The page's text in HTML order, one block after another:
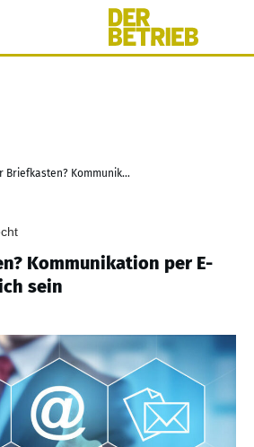
Toter Briefkasten? Kommunikation per E-Mail muss möglich sein
Kommunikation per E-
sein